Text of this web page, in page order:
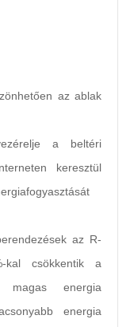
az ablak
a beltéri
keresztül
az R-
kal csökkentik a
energia
energia